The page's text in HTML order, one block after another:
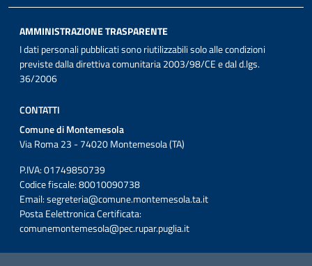
AMMINISTRAZIONE TRASPARENTE
I dati personali pubblicati sono riutilizzabili solo alle condizioni
previste dalla direttiva comunitaria 2003/98/CE e dal d.lgs.
36/2006
CONTATTI
Comune di Montemesola
Via Roma 23 - 74020 Montemesola (TA)
P.IVA: 01749850739
Codice fiscale: 80010090738
Email:segreteria@comune.montemesola.ta.it
Posta Eelettronica Certificata:
comunemontemesola@pec.rupar.puglia.it